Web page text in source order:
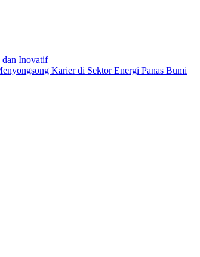
dan Inovatif
Karier di Sektor Energi Panas Bumi